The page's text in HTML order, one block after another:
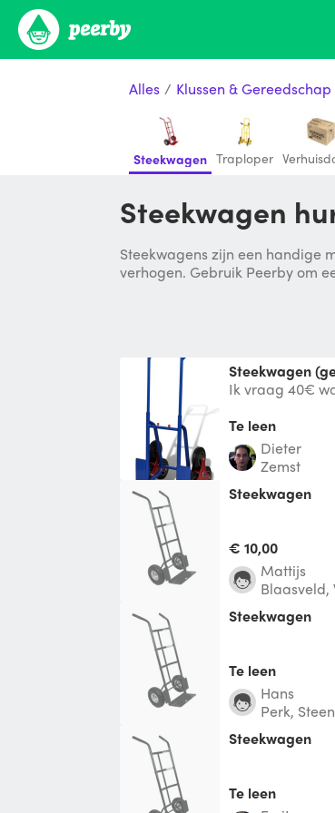
Alles / Klussen & Gereedschap
Steekwagen Traploper
Steekwagen
Steekwagens zijn een handige
verhogen. Gebruik Peerby om
steekwagen
Ik vraag 40€
Te leen
Dieter
Zemst
Steekwagen
€ 10,00
Mattijs
Blaasveld,
Steekwagen
Te leen
Hans
Perk,
Steekwagen
Te leen